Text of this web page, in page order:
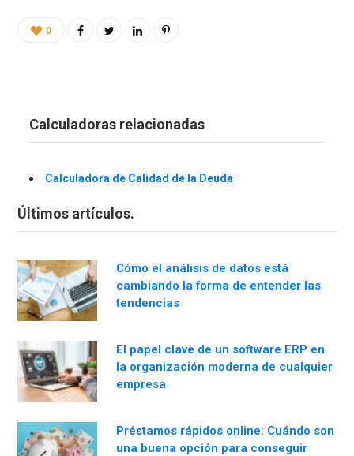
0
Calculadoras relacionadas
Calculadora de Calidad de la Deuda
Últimos artículos.
Cómo el análisis de datos está
cambiando la forma de entender las
tendencias
El papel clave de un software ERP en
la organización moderna de cualquier
empresa
Préstamos rápidos online: Cuándo son
una buena opción para conseguir